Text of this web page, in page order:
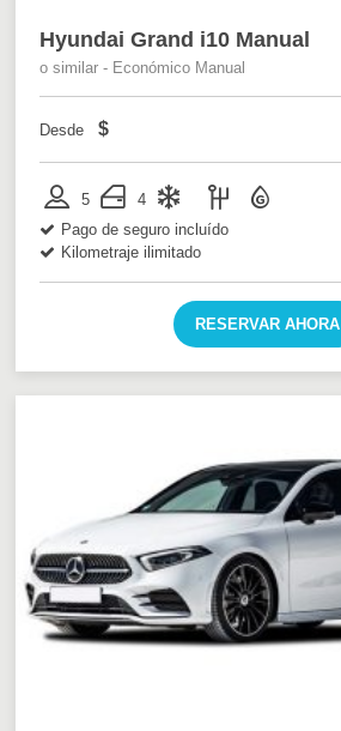
Hyundai Grand i10 Manual
o similar - Económico Manual
Desde $
5
4
Pago de seguro incluído
Kilometraje ilimitado
RESERVAR AHORA